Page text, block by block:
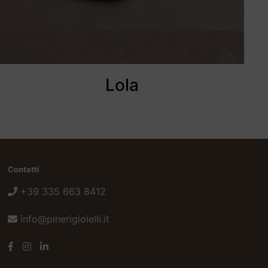
Lola
Contatti
+39 335 663 8412
info@pinerigioielli.it